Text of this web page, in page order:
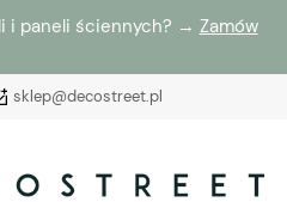
i paneli ściennych? → Zamów
sklep@decostreet.pl